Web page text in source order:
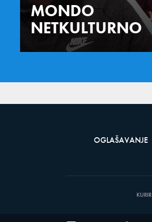
MONDO
NETKULTURNO
OGLAŠAVANJE
KURIR